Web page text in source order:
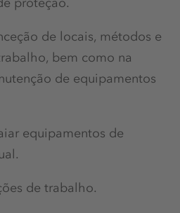
de locais, métodos e
bem como na
de equipamentos
equipamentos de
de trabalho.